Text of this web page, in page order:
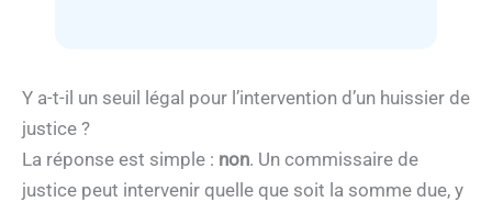
Y a-t-il un seuil légal pour l’intervention d’un huissier de
justice ?
La réponse est simple : non. Un commissaire de
justice peut intervenir quelle que soit la somme due, y